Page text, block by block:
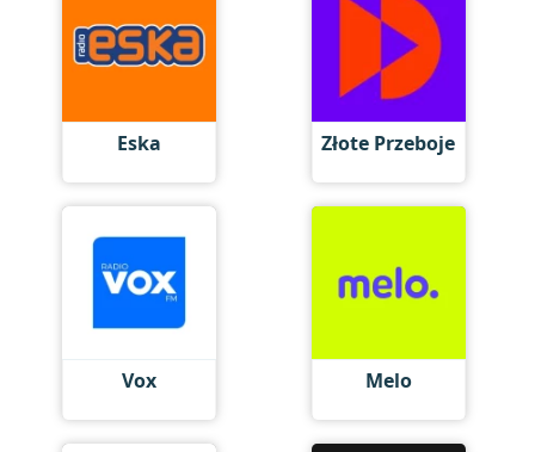
Eska Złote Przeboje
Vox Melo